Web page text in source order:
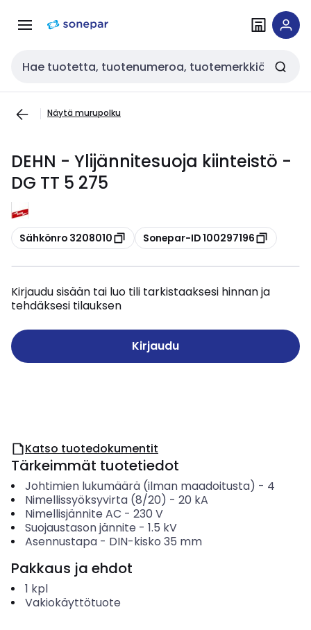
navigointiinsisältöön
Haku
Näytä murupolku
DEHN - Ylijännitesuoja kiinteistö -
DG TT 5 275
Kopioi
Sähkönro 3208010 Kopioi
Sonepar-ID 100297196
Kirjaudu sisään tai luo tili tarkistaaksesi hinnan ja
tehdäksesi tilauksen
Kirjaudu
Katso tuotedokumentit
Tärkeimmät tuotetiedot
Johtimien lukumäärä (ilman maadoitusta) - 4
Nimellissyöksyvirta (8/20) - 20 kA
Nimellisjännite AC - 230 V
Suojaustason jännite - 1.5 kV
Asennustapa- DIN-kisko 35 mm
Pakkaus ja ehdot
1 kpl
Vakiokäyttötuote